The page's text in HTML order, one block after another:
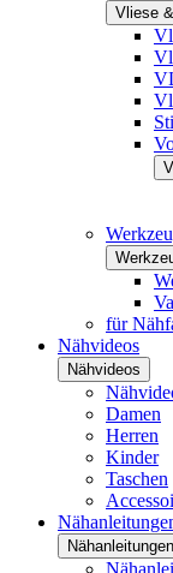
Vliese
für
Nähvideos
Nähvideos
Damen
Herren
Kinder
Taschen
Nähanleitungen